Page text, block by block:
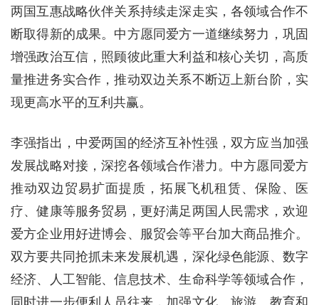
两国互惠战略伙伴关系持续走深走实，各领域合作不
断取得新的成果。中方愿同爱方一道继续努力，巩固
增强政治互信，照顾彼此重大利益和核心关切，高质
量推进务实合作，推动双边关系不断迈上新台阶，实
现更高水平的互利共赢。
李强指出，中爱两国的经济互补性强，双方应当加强
发展战略对接，深挖各领域合作潜力。中方愿同爱方
推动双边贸易扩面提质，拓展飞机租赁、保险、医
疗、健康等服务贸易，更好满足两国人民需求，欢迎
爱方企业用好进博会、服贸会等平台加大商品推介。
双方要共同抢抓未来发展机遇，深化绿色能源、数字
经济、人工智能、信息技术、生命科学等领域合作，
同时进一步便利人员往来，加强文化、旅游、教育和